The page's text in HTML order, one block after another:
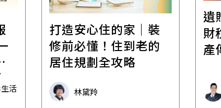
活
打造安心住的家｜裝
修前必懂！住到老的
居住規劃全攻略
林黛羚
遺
財
產